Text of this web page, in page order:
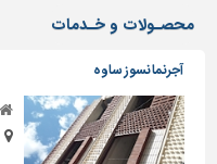
مصالح
پله،
نرده
و
حفاظ
محصـولات و خـدمات
آجرنما نسوز ساوه